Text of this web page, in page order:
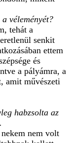
véleményét?
tehát a
senkit
ettem
és
a pályámra, a
amit művészeti
habzsolta az
nem volt